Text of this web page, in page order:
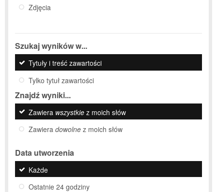
Zdjęcia
Szukaj wyników w...
Tytuły i treść zawartości
Tylko tytuł zawartości
Znajdź wyniki...
Zawiera wszystkie z moich słów
Zawiera dowolne z moich słów
Data utworzenia
Każde
Ostatnie 24 godziny